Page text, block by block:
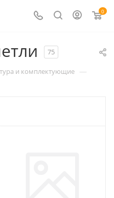
0
75
и комплектующие —